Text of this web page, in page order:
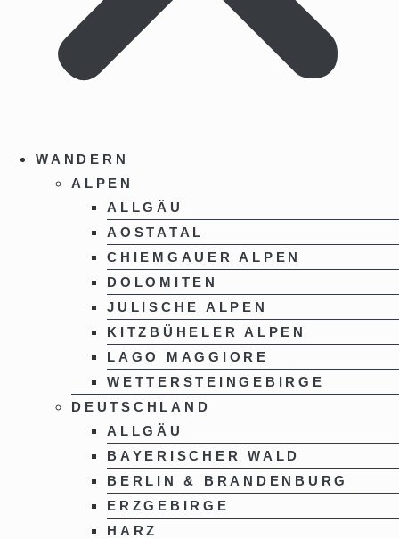
WANDERN
ALPEN
ALLGÄU
AOSTATAL
CHIEMGAUER ALPEN
DOLOMITEN
JULISCHE ALPEN
KITZBÜHELER ALPEN
LAGO MAGGIORE
WETTERSTEINGEBIRGE
DEUTSCHLAND
ALLGÄU
BAYERISCHER WALD
BERLIN & BRANDENBURG
ERZGEBIRGE
HARZ